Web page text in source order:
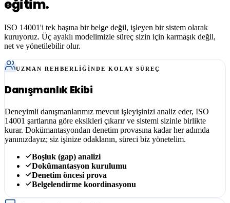
eğitim.
ISO 14001'i tek başına bir belge değil, işleyen bir sistem olarak
kuruyoruz. Üç ayaklı modelimizle süreç sizin için karmaşık değil,
net ve yönetilebilir olur.
UZMAN REHBERLIĞINDE KOLAY SÜREÇ
Danışmanlık Ekibi
Deneyimli danışmanlarımız mevcut işleyişinizi analiz eder, ISO
14001 şartlarına göre eksikleri çıkarır ve sistemi sizinle birlikte
kurar. Dokümantasyondan denetim provasına kadar her adımda
yanınızdayız; siz işinize odaklanın, süreci biz yönetelim.
Boşluk (gap) analizi
Dokümantasyon kurulumu
Denetim öncesi prova
Belgelendirme koordinasyonu